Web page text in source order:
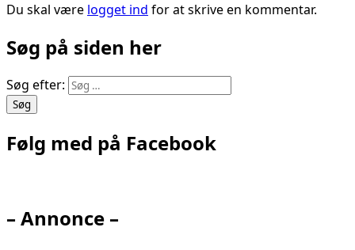
Du skal være logget ind for at skrive en kommentar.
Søg på siden her
Søg efter:
Følg med på Facebook
– Annonce –